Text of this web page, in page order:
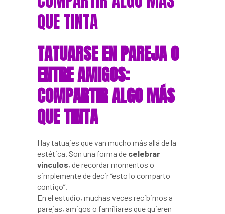
QUE TINTA
TATUARSE EN PAREJA O
ENTRE AMIGOS:
COMPARTIR ALGO MÁS
QUE TINTA
Hay tatuajes que van mucho más allá de la
estética. Son una forma de celebrar
vínculos, de recordar momentos o
simplemente de decir “esto lo comparto
contigo”.
En el estudio, muchas veces recibimos a
parejas, amigos o familiares que quieren